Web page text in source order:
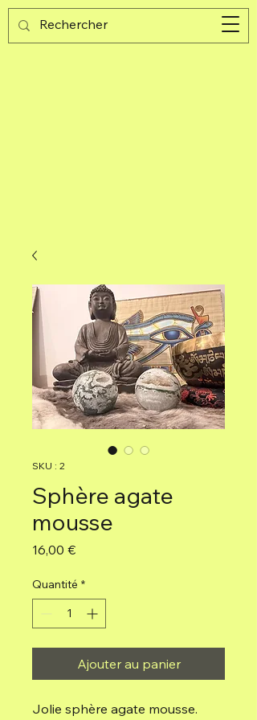
Guijad
SKU : 2
Sphère agate
mousse
16,00 €Prix
Quantité *
Ajouter au panier
Jolie sphère agate mousse.